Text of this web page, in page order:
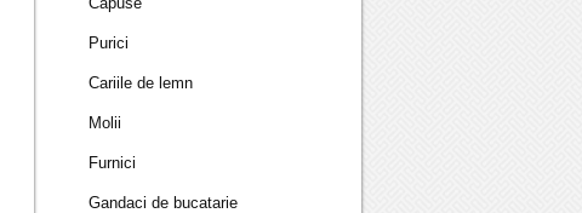
Purici
Cariile de lemn
Molii
Furnici
Gandaci de bucatarie